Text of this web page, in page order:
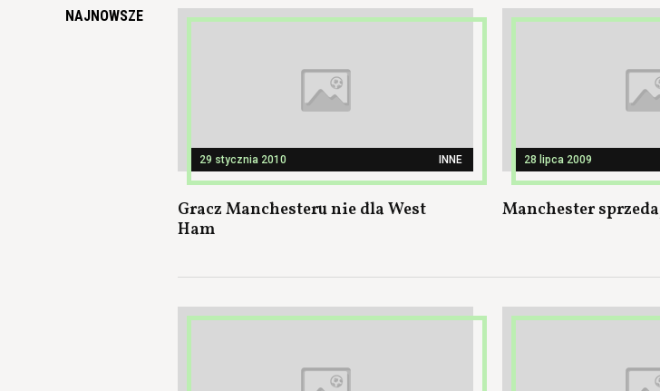
NAJNOWSZE
29 stycznia 2010 INNE
Gracz Manchesteru nie dla West
Ham
28 lipca 2009
Manchester